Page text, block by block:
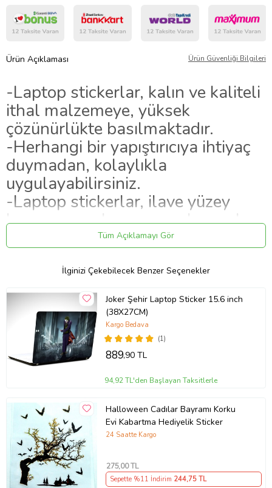
Ürün Açıklaması Ürün Güvenliği Bilgileri
-Laptop stickerlar, kalın ve kaliteli
ithal malzemeye, yüksek
çözünürlükte basılmaktadır.
-Herhangi bir yapıştırıcıya ihtiyaç
duymadan, kolaylıkla
uygulayabilirsiniz.
-Laptop stickerlar, ilave yüzey
koruyucu malzeme uygulanarak
hazırlanmaktadır.
ayrılma yapmaz, iz bırakmaz.
-Ürünlerimiz, kargoda hasar
almayacak şekilde paketlenip,
teslim edilmektedir.
Tüm Açıklamayı Gör
İlginizi Çekebilecek Benzer Seçenekler
Joker Şehir Laptop Sticker 15.6 inch
(38X27CM)
(1)
Kargo Bedava
889,90 TL
94,92 TL'den Başlayan Taksitlerle
Halloween Cadılar Bayramı Korku
Evi Kabartma Hediyelik Sticker
24 Saatte Kargo
275,00 TL
Sepette %11 İndirim 244,75 TL